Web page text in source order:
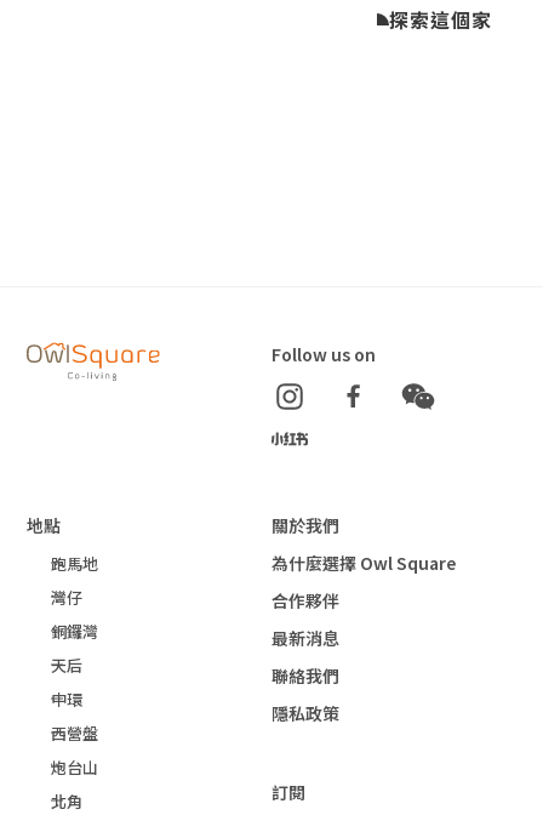
探索這個家
Follow us on
地點
跑馬地
灣仔
銅鑼灣
天后
中環
西營盤
炮台山
北角
關於我們
為什麼選擇 Owl Square
合作夥伴
最新消息
聯絡我們
隱私政策
訂閱